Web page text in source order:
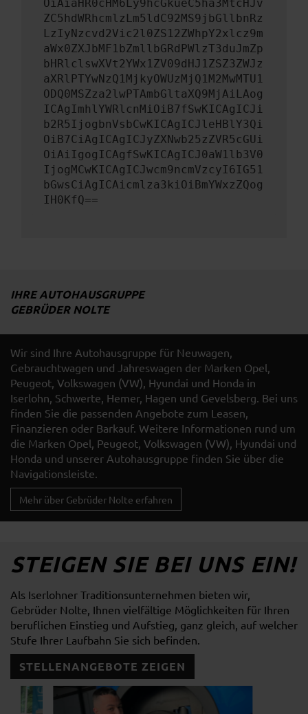
OiAiaHR0cHM6Ly9hcGkueC5ha3MtcHJv
ZC5hdWRhcmlzLm5ldC92MS9jbGllbnRz
LzIyNzcvd2Vic2l0ZS12ZWhpY2xlcz9m
aWx0ZXJbMF1bZmllbGRdPWlzT3duJmZp
bHRlclswXVt2YWx1ZV09dHJ1ZSZ3ZWJz
aXRlPTYwNzQ1MjkyOWUzMjQ1M2MwMTU1
ODQ0MSZza2lwPTAmbGltaXQ9MjAiLAog
ICAgImhlYWRlcnMiOiB7fSwKICAgICJi
b2R5IjogbnVsbCwKICAgICJleHBlY3Qi
OiB7CiAgICAgICJyZXNwb25zZVR5cGUi
OiAiIgogICAgfSwKICAgICJ0aW1lb3V0
IjogMCwKICAgICJwcm9ncmVzcyI6IG51
bGwsCiAgICAicmlza3kiOiBmYWxzZQog
IH0KfQ==
Wir sind Ihre Autohausgruppe für Neuwagen,
Gebrauchtwagen und Jahreswagen der Marken Opel,
Peugeot, Volkswagen (VW), Hyundai und Honda in
Iserlohn, Schwerte, Hemer, Hagen und Gevelsberg. Bei uns
finden Sie die passenden Angebote zum Leasen,
Finanzieren oder Barkauf. Weitere Informationen rund um
die Marken Opel, Peugeot, Volkswagen (VW), Hyundai und
Honda und unserer Autohausgruppe finden Sie über die
Navigationsleiste.
Mehr über Gebrüder Nolte erfahren
IHRE AUTOHAUSGRUPPE
GEBRÜDER NOLTE
STEIGEN SIE BEI UNS EIN!
Als Iserlohner Traditionsunternehmen bieten wir,
Gebrüder Nolte, Ihnen vielfältige Möglichkeiten für Ihren
beruflichen Einstieg und Aufstieg, ganz gleich, auf welcher
Stufe Ihrer Laufbahn Sie sich befinden.
STELLENANGEBOTE ZEIGEN